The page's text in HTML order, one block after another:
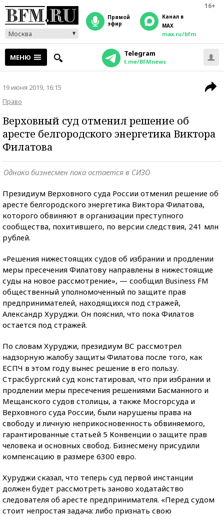
16+
Москва
прямой
эфир
Канал в
MAX
max.ru/bfm
МЕНЮ Telegram
t.me/BFMnews
19 июня 2019, 16:15
Право
Верховный суд отменил решение об
аресте белгородского энергетика Виктора
Филатова
Однако бизнесмен пока остается в СИЗО
Президиум Верховного суда России отменил решение об
аресте белгородского энергетика Виктора Филатова,
которого обвиняют в организации преступного
сообщества, похитившего, по версии следствия, 241 млн
рублей.
«Решения нижестоящих судов об избрании и продлении
меры пресечения Филатову направлены в нижестоящие
суды на новое рассмотрение», — сообщил Business FM
общественный уполномоченный по защите прав
предпринимателей, находящихся под стражей,
Александр Хуруджи. Он пояснил, что пока Филатов
остается под стражей.
По словам Хуруджи, президиум ВС рассмотрел
надзорную жалобу защиты Филатова после того, как
ЕСПЧ в этом году вынес решение в его пользу.
Страсбургский суд констатировал, что при избрании и
продлении меры пресечения решениями Басманного и
Мещанского судов столицы, а также Мосгорсуда и
Верховного суда России, были нарушены права на
свободу и личную неприкосновенность обвиняемого,
гарантированные статьей 5 Конвенции о защите прав
человека и основных свобод. Бизнесмену присудили
компенсацию в размере 6300 евро.
Хуруджи сказал, что теперь суд первой инстанции
должен будет рассмотреть заново ходатайство
следователя об аресте предпринимателя. «Перед судом
стоит непростая задача: либо признать свою